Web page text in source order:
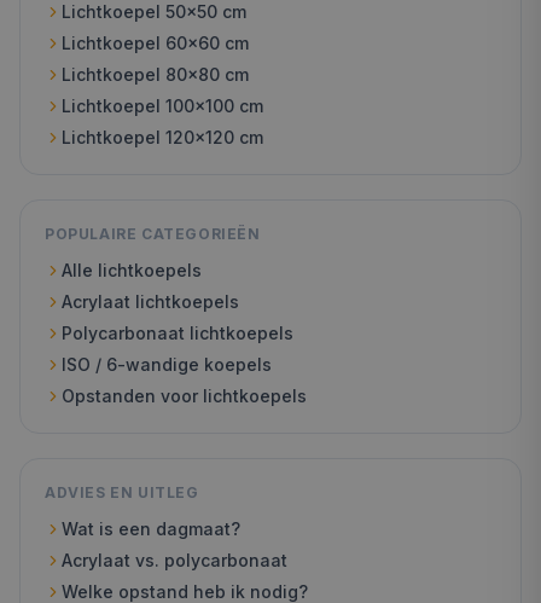
Lichtkoepel 50x50 cm
Lichtkoepel 60x60 cm
Lichtkoepel 80x80 cm
Lichtkoepel 100x100 cm
Lichtkoepel 120x120 cm
POPULAIRE CATEGORIEËN
Alle lichtkoepels
Acrylaat lichtkoepels
Polycarbonaat lichtkoepels
ISO / 6-wandige koepels
Opstanden voor lichtkoepels
ADVIES EN UITLEG
Wat is een dagmaat?
Acrylaat vs. polycarbonaat
Welke opstand heb ik nodig?